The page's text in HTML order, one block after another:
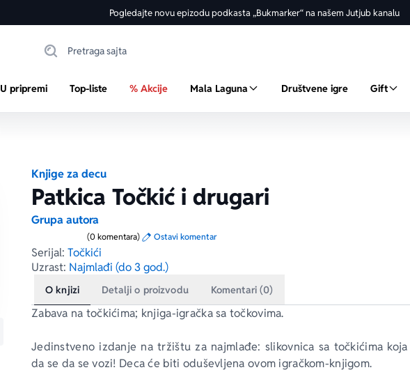
Pogledajte novu epizodu podkasta „Bukmarker“ na našem Jutjub kanalu
U pripremi Top-liste % Akcije Mala Laguna Društvene igre Gift
Knjige za decu
Patkica Točkić i drugari
Grupa autora
(0 komentara) Ostavi komentar
Serijal: Točkići
Uzrast: Najmlađi (do 3 god.)
O knjizi Detalji o proizvodu Komentari (0)
Zabava na točkićima; knjiga-igračka sa točkovima.
Jedinstveno izdanje na tržištu za najmlađe: slikovnica sa točkićima koja
da se da se vozi! Deca će biti oduševljena ovom igračkom-knjigom.